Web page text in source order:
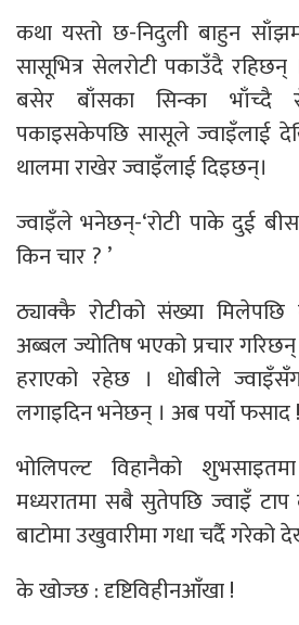
कथा यस्तो छ-निदुली बाहुन
सासूभित्र सेलरोटी पकाउँदै रहिछन्
बसेर बाँसका सिन्का भाँच्दै
पकाइसकेपछि सासूले ज्वाइँलाई
थालमा राखेर ज्वाइँलाई दिइछन्।
ज्वाइँले भनेछन्-‘रोटी पाके दुई
किन चार ? ’
ठ्याक्कै रोटीको संख्या
अब्बल ज्योतिष भएको प्रचार
हराएको रहेछ । धोबीले
लगाइदिन भनेछन् । अब पर्यो फसाद !
भोलिपल्ट विहानैको
मध्यरातमा सबै सुतेपछि ज्वाइँ
बाटोमा उखुवारीमा गधा चर्दै गरेको
के खोज्छ : दृष्टिविहीनआँखा !